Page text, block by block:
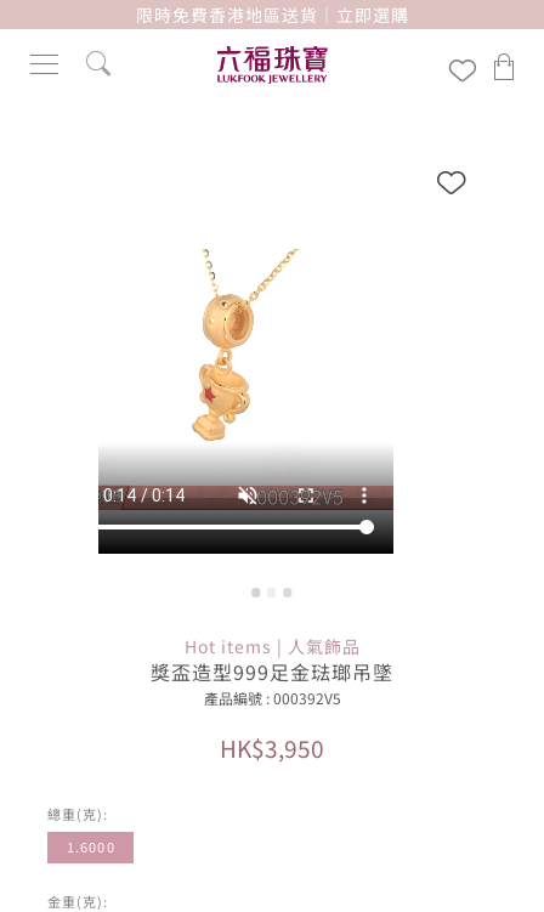
限時免費香港地區送貨｜立即選購
Hot items | 人氣飾品
獎盃造型999足金琺瑯吊墜
產品編號 : 000392V5
HK$3,950
總重(克):
1.6000
金重(克):